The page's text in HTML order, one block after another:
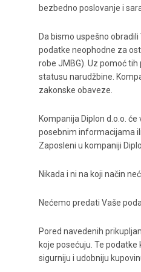
bezbedno poslovanje i
Da bismo uspešno
podatke neophodne za
robe JMBG). Uz pomoć
statusu narudžbine.
zakonske obaveze.
Kompanija Diplon d.o.o.
posebnim informacijama
Zaposleni u kompaniji
Nikada i ni na koji način
Nećemo predati Vaše
Pored navedenih
koje posećuju. Te
sigurniju i udobniju